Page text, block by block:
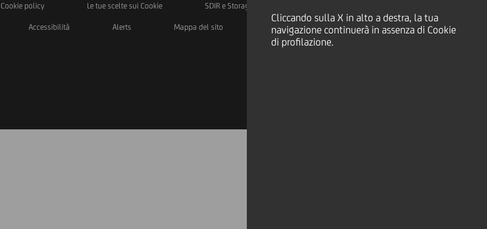
Cliccando sulla X in alto a destra, la tua
navigazione continuerà in assenza di Cookie
di profilazione.
Cookie policy Le tue scelte sui Cookie SDIR e Storage
Accessibilità Alerts Mappa del sito